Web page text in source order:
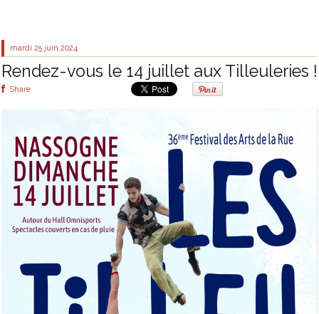
mardi 25 juin 2024
Rendez-vous le 14 juillet aux Tilleuleries !
Share